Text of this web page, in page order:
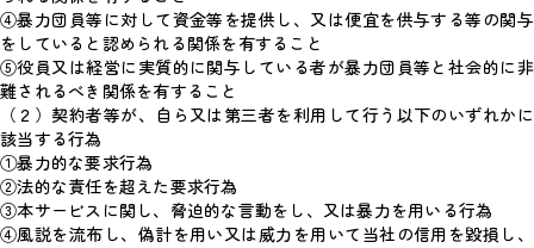
④暴力団員等に対して資金等を提供し、又は便宜を供与する等の関与
をしていると認められる関係を有すること
⑤役員又は経営に実質的に関与している者が暴力団員等と社会的に非
難されるべき関係を有すること
（２）契約者等が、自ら又は第三者を利用して行う以下のいずれかに
該当する行為
①暴力的な要求行為
②法的な責任を超えた要求行為
③本サービスに関し、脅迫的な言動をし、又は暴力を用いる行為
④風説を流布し、偽計を用い又は威力を用いて当社の信用を毀損し、